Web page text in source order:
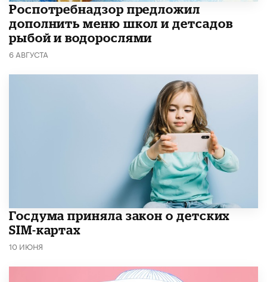
Роспотребнадзор предложил
дополнить меню школ и детсадов
рыбой и водорослями
6 АВГУСТА
Госдума приняла закон о детских
SIM-картах
10 ИЮНЯ